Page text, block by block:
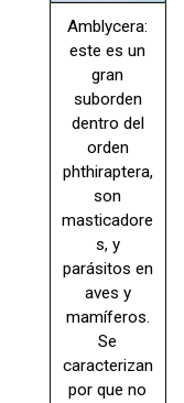
Amblycera:
este es un
gran
suborden
dentro del
orden
phthiraptera,
son
masticadore
s, y
parásitos en
aves y
mamíferos.
Se
caracterizan
por que no